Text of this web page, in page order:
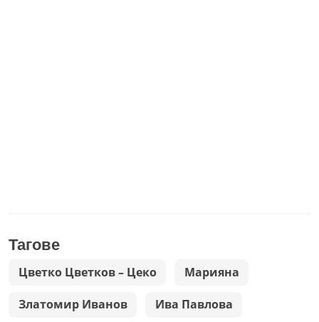
Тагове
Цветко Цветков – Цеко Марияна
Златомир Иванов Ива Павлова